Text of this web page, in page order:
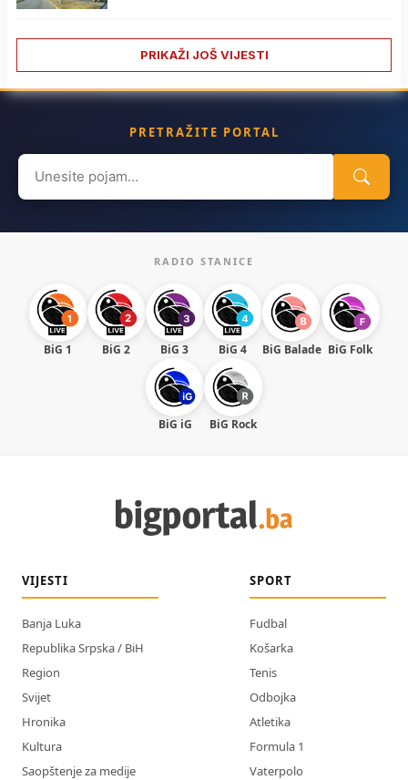
PRIKAŽI JOŠ VIJESTI
PRETRAŽITE PORTAL
Search
for:
RADIO STANICE
BiG 1 BiG 2 BiG 3 BiG 4 BiG Balade BiG Folk
BiG iG BiG Rock
VIJESTI
Banja Luka
Republika Srpska / BiH
Region
Svijet
Hronika
Kultura
Saopštenje za medije
SPORT
Fudbal
Košarka
Tenis
Odbojka
Atletika
Formula 1
Vaterpolo